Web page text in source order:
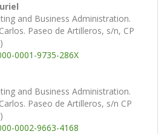
and Business Administration.
Paseo de Artilleros, s/n, CP
0001-9735-286X
and Business Administration.
Paseo de Artilleros, s/n CP
0002-9663-4168